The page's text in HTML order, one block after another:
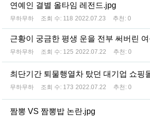
연예인 결별 올타임 레전드.jpg
무하무하 조회 수: 118 2022.07.23 추천: 0
근황이 궁금한 평생 운을 전부 써버린
무하무하 조회 수: 125 2022.07.22 추천: 0
최단기간 퇴물행열차 탔던 대기업 쇼핑
무하무하 조회 수: 173 2022.07.22 추천: 0
짬뽕 VS 짬뽕밥 논란.jpg